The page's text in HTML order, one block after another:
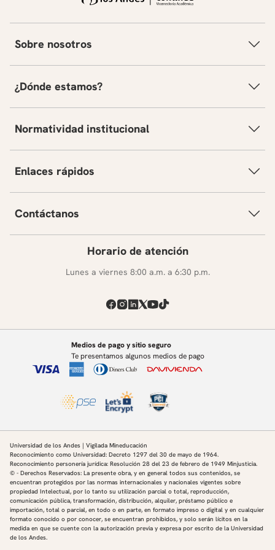
Sobre nosotros
¿Dónde estamos?
Normatividad institucional
Enlaces rápidos
Contáctanos
Horario de atención
Lunes a viernes 8:00 a.m. a 6:30 p.m.
Medios de pago y sitio seguro
Te presentamos algunos medios de pago
Universidad de los Andes | Vigilada Mineducación
Reconocimiento como Universidad: Decreto 1297 del 30 de mayo de 1964.
Reconocimiento personería jurídica: Resolución 28 del 23 de febrero de 1949 Minjusticia.
© - Derechos Reservados: La presente obra, y en general todos sus contenidos, se
encuentran protegidos por las normas internacionales y nacionales vigentes sobre
propiedad Intelectual, por lo tanto su utilización parcial o total, reproducción,
comunicación pública, transformación, distribución, alquiler, préstamo público e
importación, total o parcial, en todo o en parte, en formato impreso o digital y en cualquier
formato conocido o por conocer, se encuentran prohibidos, y solo serán lícitos en la
medida en que se cuente con la autorización previa y expresa por escrito de la Universidad
de los Andes.